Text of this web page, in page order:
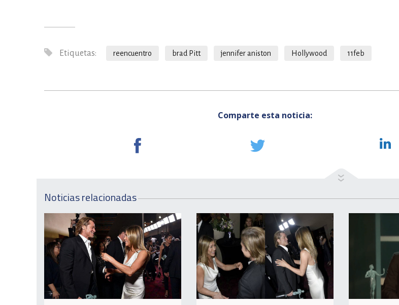
Etiquetas: reencuentro brad Pitt jennifer aniston Hollywood 11feb
Comparte esta noticia:
Noticias relacionadas